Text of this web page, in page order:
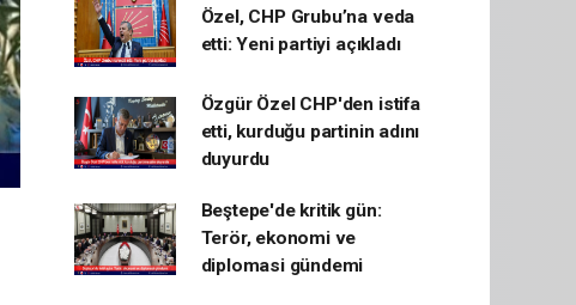
Özel, CHP Grubu’na veda
etti: Yeni partiyi açıkladı
Özgür Özel CHP'den istifa
etti, kurduğu partinin adını
duyurdu
Beştepe'de kritik gün:
Terör, ekonomi ve
diplomasi gündemi